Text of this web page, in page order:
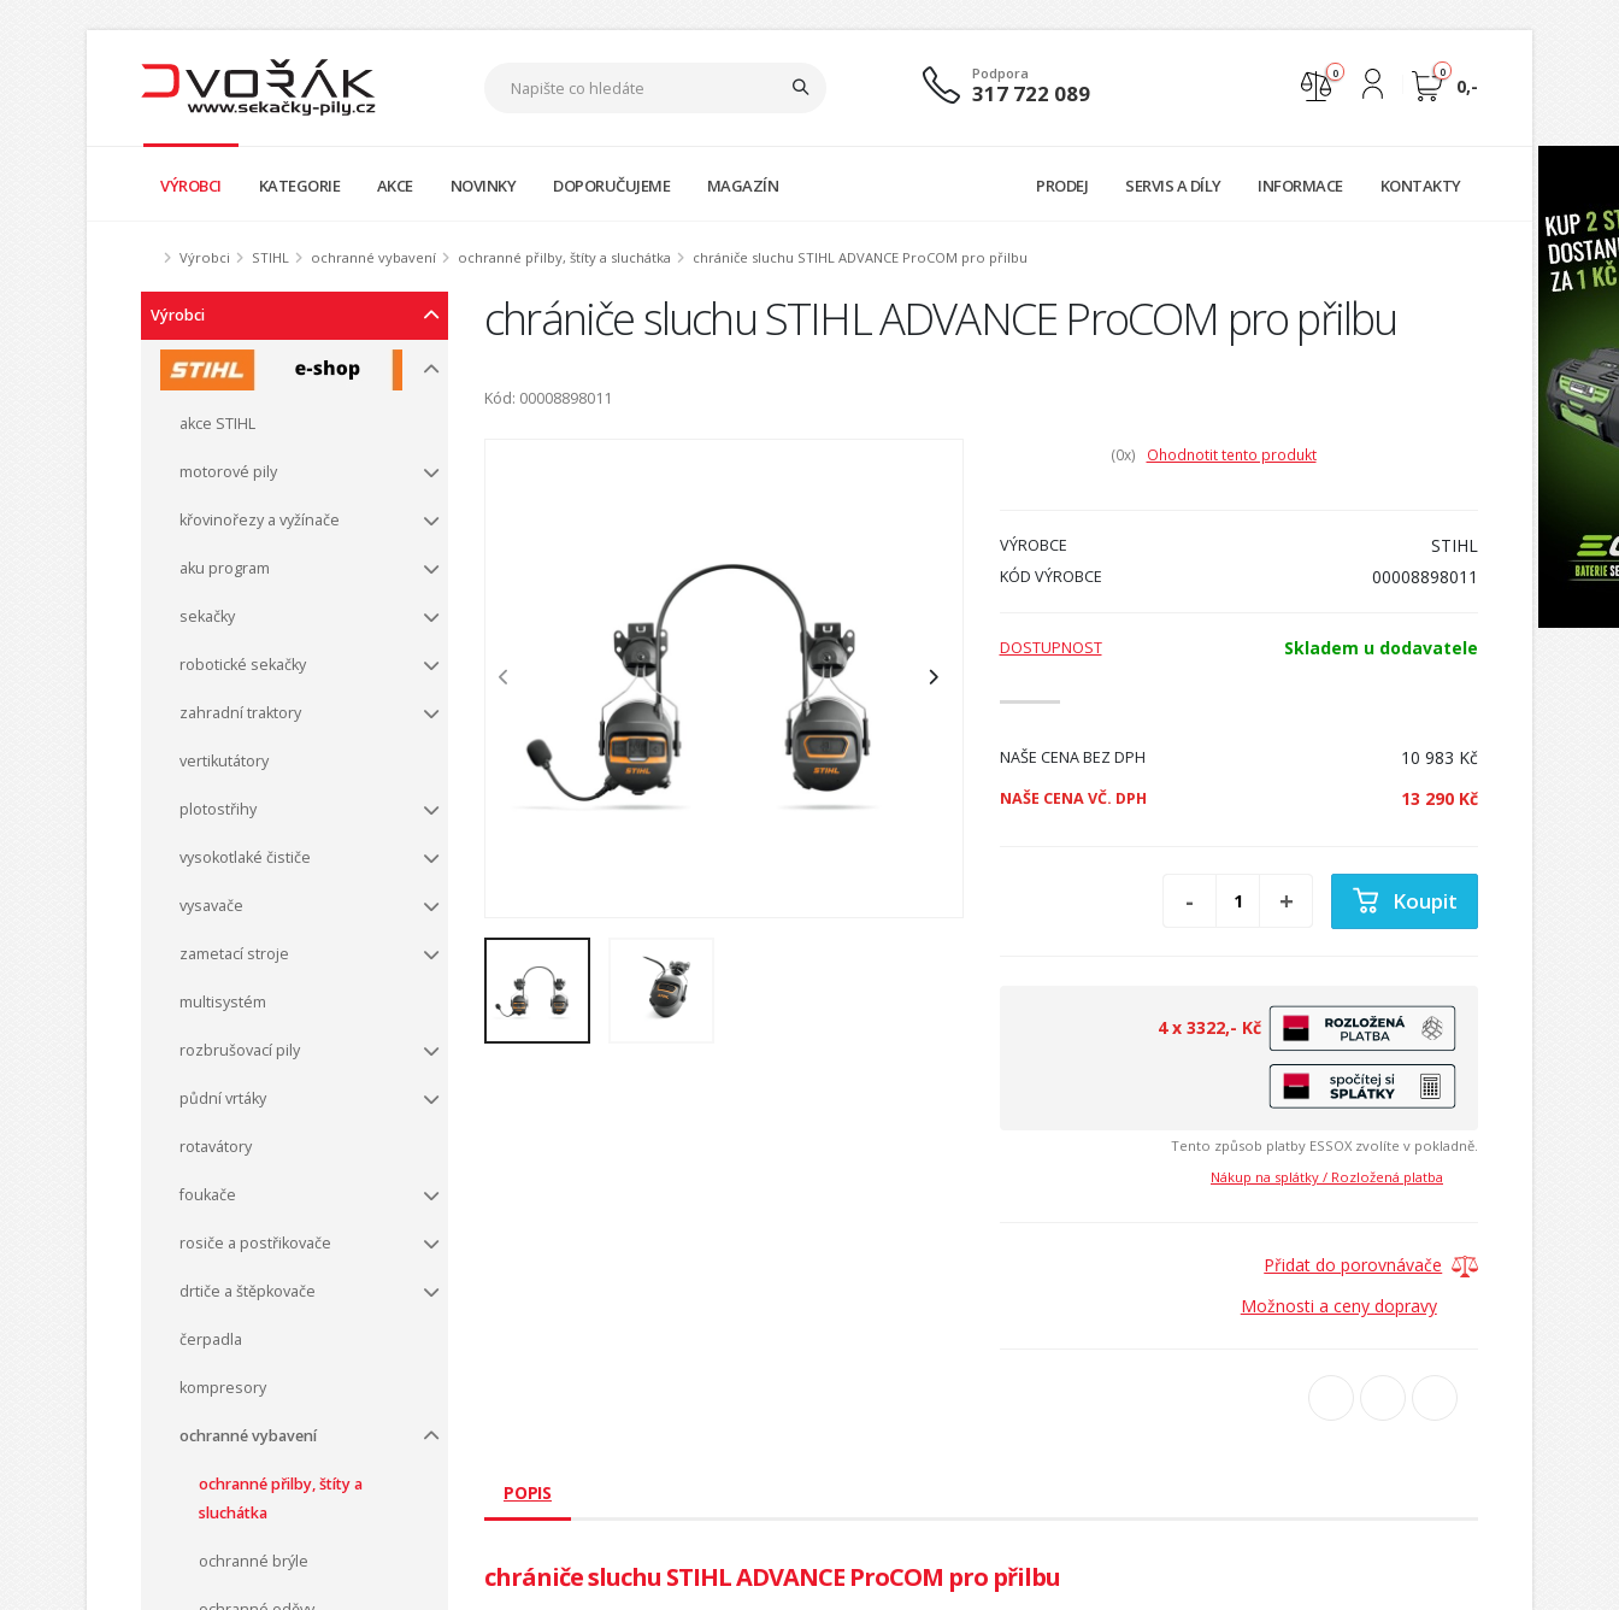
Podpora
317 722 089
0
0,-
0
VÝROBCI KATEGORIE AKCE NOVINKY DOPORUČUJEME MAGAZÍN PRODEJ SERVIS A DÍLY INFORMACE KONTAKTY
Výrobci STIHL ochranné vybavení ochranné přilby, štíty a sluchátka chrániče sluchu STIHL ADVANCE ProCOM pro přilbu
Výrobci
akce STIHL
motorové pily
křovinořezy a vyžínače
aku program
sekačky
robotické sekačky
zahradní traktory
vertikutátory
plotostřihy
vysokotlaké čističe
vysavače
zametací stroje
multisystém
rozbrušovací pily
půdní vrtáky
rotavátory
foukače
rosiče a postřikovače
drtiče a štěpkovače
čerpadla
kompresory
ochranné vybavení
ochranné přilby, štíty a
sluchátka
ochranné brýle
chrániče sluchu STIHL ADVANCE ProCOM pro přilbu
Kód: 00008898011
(0x) Ohodnotit tento produkt
VÝROBCE STIHL
KÓD VÝROBCE 00008898011
DOSTUPNOST Skladem u dodavatele
NAŠE CENA BEZ DPH 10 983 Kč
NAŠE CENA VČ. DPH 13 290 Kč
Koupit
4 x 3322,- Kč
Tento způsob platby ESSOX zvolíte v pokladně.
Nákup na splátky / Rozložená platba
Přidat do porovnávače
Možnosti a ceny dopravy
POPIS
chrániče sluchu STIHL ADVANCE ProCOM pro přilbu